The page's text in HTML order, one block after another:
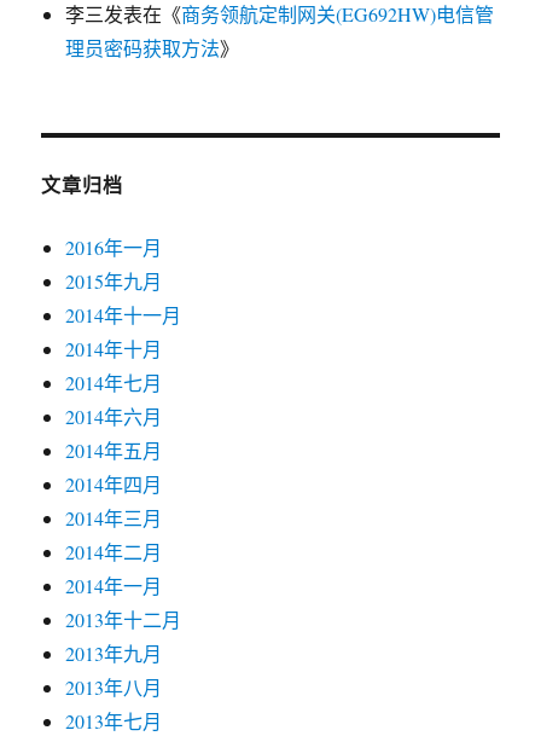
李三发表在《商务领航定制网关(EG692HW)电信管
理员密码获取方法》
文章归档
2016年一月
2015年九月
2014年十一月
2014年十月
2014年七月
2014年六月
2014年五月
2014年四月
2014年三月
2014年二月
2014年一月
2013年十二月
2013年九月
2013年八月
2013年七月